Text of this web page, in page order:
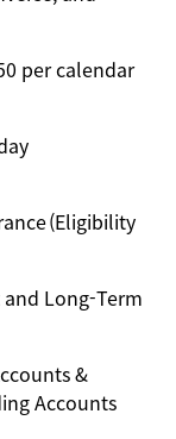
per calendar
(Eligibility
Long-Term
&
Accounts